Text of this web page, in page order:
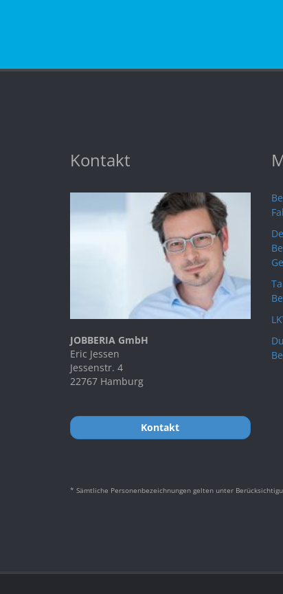
Kontakt
JOBBERIA GmbH
Eric Jessen
Jessenstr. 4
22767 Hamburg
Kontakt
* Sämtliche Personenbezeichnungen gelten unter